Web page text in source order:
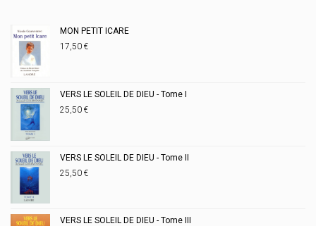
MON PETIT ICARE
17,50 €
VERS LE SOLEIL DE DIEU - Tome I
25,50 €
VERS LE SOLEIL DE DIEU - Tome II
25,50 €
VERS LE SOLEIL DE DIEU - Tome III